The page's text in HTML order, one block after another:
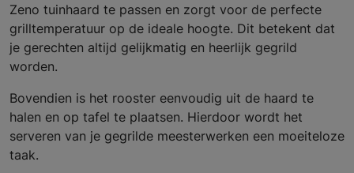
Zeno tuinhaard te passen en zorgt voor de perfecte
grilltemperatuur op de ideale hoogte. Dit betekent dat
je gerechten altijd gelijkmatig en heerlijk gegrild
worden.
Bovendien is het rooster eenvoudig uit de haard te
halen en op tafel te plaatsen. Hierdoor wordt het
serveren van je gegrilde meesterwerken een moeiteloze
taak.